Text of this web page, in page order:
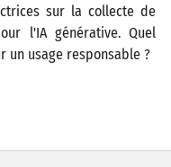
sur la collecte de
l'IA générative. Quel
un usage responsable ?